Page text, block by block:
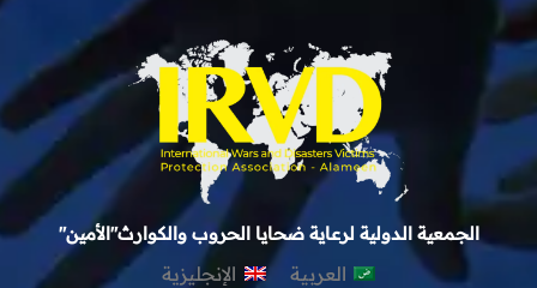
الجمعية الدولية لرعاية ضحايا الحروب والكوارث"الأمين"
العربية الإنجليزية